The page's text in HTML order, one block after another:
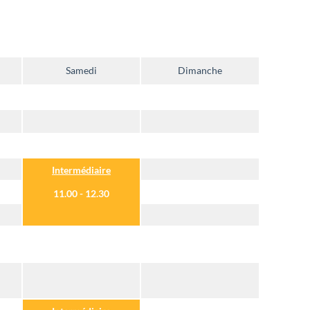
Samedi Dimanche
Intermédiaire
11.00 - 12.30